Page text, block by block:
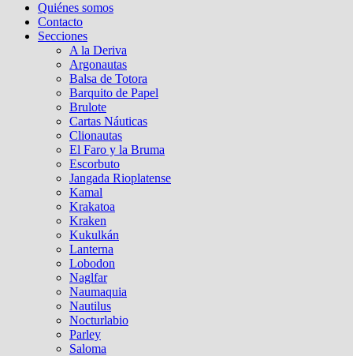
Quiénes somos
Contacto
Secciones
A la Deriva
Argonautas
Balsa de Totora
Barquito de Papel
Brulote
Cartas Náuticas
Clionautas
El Faro y la Bruma
Escorbuto
Jangada Rioplatense
Kamal
Krakatoa
Kraken
Kukulkán
Lanterna
Lobodon
Naglfar
Naumaquia
Nautilus
Nocturlabio
Parley
Saloma